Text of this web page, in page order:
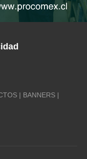
| BANNERS |